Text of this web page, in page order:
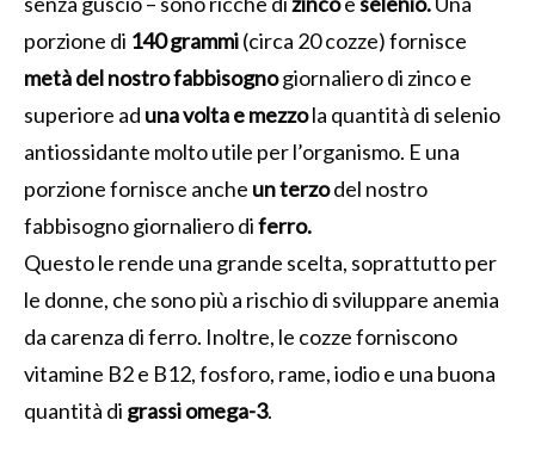
porzione di 140 grammi(circa 20 cozze) fornisce
metà del nostro fabbisognogiornaliero di zinco e
superiore ad una volta e mezzola quantità di selenio
antiossidante molto utile per l’organismo. E una
porzione fornisce anche un terzodel nostro
fabbisogno giornaliero diferro.
Questo le rende una grande scelta, soprattutto per
le donne, che sono più a rischio di sviluppare anemia
da carenza di ferro. Inoltre, le cozze forniscono
vitamine B2 e B12, fosforo, rame, iodio e una buona
quantità di grassi omega-3.